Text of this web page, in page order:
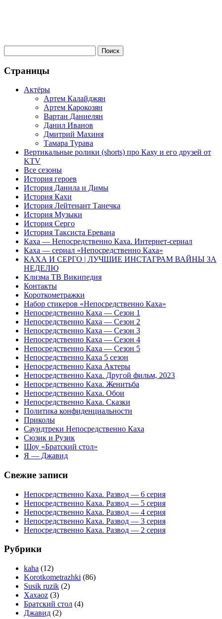
Страницы
Актёры
Артем Калайджян
Артем Карокозян
Вартан Даниелян
Данил Иванов
Дмитрий Махиня
Тамара Турава
Вертикальные ролики (shorts) про Каху и его друзей от
KTV
Все сезоны
История героев
История Данила и Димы
История Кахи
История Лейтенант Танечка
История Музыки
История Серго
История Таксиста Еревана
Каха — Непосредственно Каха. Интернет-сериал
Каха — сериал «Непосредственно Каха»
КАХА И СЕРГO | ЛУЧШИЕ ИНСТАГРАМ ВАЙНЫ ЗА
НЕДЕЛЮ
Клизма ТВ Википедия
Контакты
Короткометражки
Набор стикеров «Непосредственно Каха»
Непосредственно Каха — Сезон 1
Непосредственно Каха — Сезон 2
Непосредственно Каха — Сезон 3
Непосредственно Каха — Сезон 4
Непосредственно Каха — Сезон 5
Непосредственно Каха 5 сезон
Непосредственно Каха Актеры
Непосредственно Каха. Другой фильм, 2023
Непосредственно Каха. Женитьба
Непосредственно Каха. Обои
Непосредственно Каха. Сказки
Политика конфиденциальности
Приколы
Саундтреки Непосредственно Каха
Сюзик и Рузик
Шоу «Братский стол»
Я — Джавид
Свежие записи
Непосредственно Каха. Развод — 6 серия
Непосредственно Каха. Развод — 5 серия
Непосредственно Каха. Развод — 4 серия
Непосредственно Каха. Развод — 3 серия
Непосредственно Каха. Развод — 2 серия
Рубрики
kaha (12)
Korotkometrazhki (86)
Susik ruzik (2)
Xaxaoz (3)
Братский стол (4)
Джавид (2)